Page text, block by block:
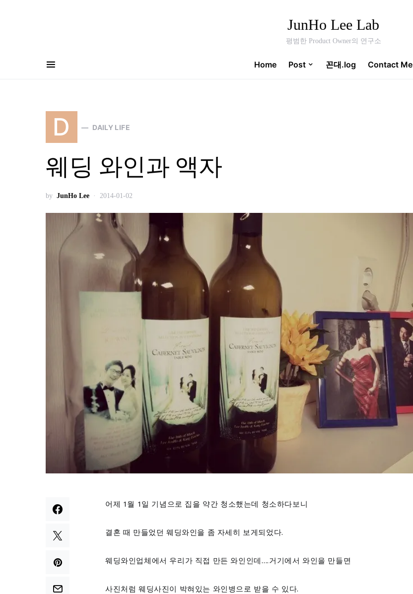
JunHo Lee Lab
평범한 Product Owner의 연구소
Home Post 꼰대.log Contact Me
D DAILY LIFE
웨딩 와인과 액자
by JunHo Lee 2014-01-02
어제 1월 1일 기념으로 집을 약간 청소했는데 청소하다보니
결혼 때 만들었던 웨딩와인을 좀 자세히 보게되었다.
웨딩와인업체에서 우리가 직접 만든 와인인데….거기에서 와인을 만들면
사진처럼 웨딩사진이 박혀있는 와인병으로 받을 수 있다.